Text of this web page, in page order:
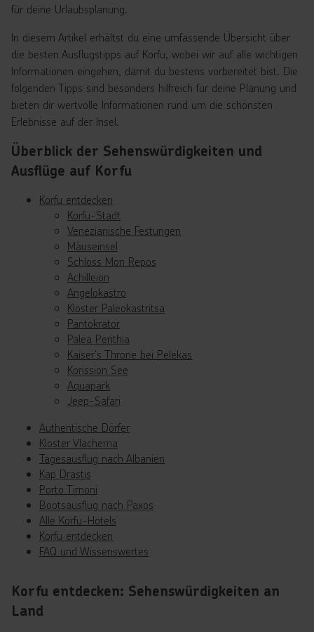
für deine Urlaubsplanung.
In diesem Artikel erhältst du eine umfassende Übersicht über
die besten Ausflugstipps auf Korfu, wobei wir auf alle wichtigen
Informationen eingehen, damit du bestens vorbereitet bist. Die
folgenden Tipps sind besonders hilfreich für deine Planung und
bieten dir wertvolle Informationen rund um die schönsten
Erlebnisse auf der Insel.
Überblick der Sehenswürdigkeiten und
Ausflüge auf Korfu
Korfu entdecken
Korfu-Stadt
Venezianische Festungen
Mäuseinsel
Schloss Mon Repos
Achilleion
Angelokastro
Kloster Paleokastritsa
Pantokrator
Palea Perithia
Kaiser's Throne bei Pelekas
Korission See
Aquapark
Jeep-Safari
Authentische Dörfer
Kloster Vlacherna
Tagesausflug nach Albanien
Kap Drastis
Porto Timoni
Bootsausflug nach Paxos
Alle Korfu-Hotels
Korfu entdecken
FAQ und Wissenswertes
Korfu entdecken: Sehenswürdigkeiten an
Land